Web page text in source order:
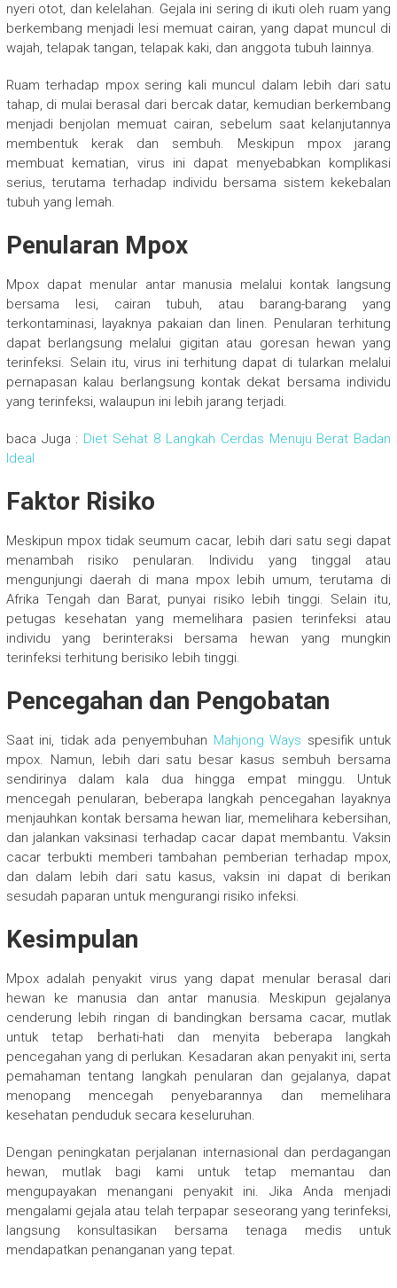
nyeri otot, dan kelelahan. Gejala ini sering di ikuti oleh ruam yang
berkembang menjadi lesi memuat cairan, yang dapat muncul di
wajah, telapak tangan, telapak kaki, dan anggota tubuh lainnya.
Ruam terhadap mpox sering kali muncul dalam lebih dari satu
tahap, di mulai berasal dari bercak datar, kemudian berkembang
menjadi benjolan memuat cairan, sebelum saat kelanjutannya
membentuk kerak dan sembuh. Meskipun mpox jarang
membuat kematian, virus ini dapat menyebabkan komplikasi
serius, terutama terhadap individu bersama sistem kekebalan
tubuh yang lemah.
Penularan Mpox
Mpox dapat menular antar manusia melalui kontak langsung
bersama lesi, cairan tubuh, atau barang-barang yang
terkontaminasi, layaknya pakaian dan linen. Penularan terhitung
dapat berlangsung melalui gigitan atau goresan hewan yang
terinfeksi. Selain itu, virus ini terhitung dapat di tularkan melalui
pernapasan kalau berlangsung kontak dekat bersama individu
yang terinfeksi, walaupun ini lebih jarang terjadi.
baca Juga : Diet Sehat 8 Langkah Cerdas Menuju Berat Badan
Ideal
Faktor Risiko
Meskipun mpox tidak seumum cacar, lebih dari satu segi dapat
menambah risiko penularan. Individu yang tinggal atau
mengunjungi daerah di mana mpox lebih umum, terutama di
Afrika Tengah dan Barat, punyai risiko lebih tinggi. Selain itu,
petugas kesehatan yang memelihara pasien terinfeksi atau
individu yang berinteraksi bersama hewan yang mungkin
terinfeksi terhitung berisiko lebih tinggi.
Pencegahan dan Pengobatan
Saat ini, tidak ada penyembuhan Mahjong Ways spesifik untuk
mpox. Namun, lebih dari satu besar kasus sembuh bersama
sendirinya dalam kala dua hingga empat minggu. Untuk
mencegah penularan, beberapa langkah pencegahan layaknya
menjauhkan kontak bersama hewan liar, memelihara kebersihan,
dan jalankan vaksinasi terhadap cacar dapat membantu. Vaksin
cacar terbukti memberi tambahan pemberian terhadap mpox,
dan dalam lebih dari satu kasus, vaksin ini dapat di berikan
sesudah paparan untuk mengurangi risiko infeksi.
Kesimpulan
Mpox adalah penyakit virus yang dapat menular berasal dari
hewan ke manusia dan antar manusia. Meskipun gejalanya
cenderung lebih ringan di bandingkan bersama cacar, mutlak
untuk tetap berhati-hati dan menyita beberapa langkah
pencegahan yang di perlukan. Kesadaran akan penyakit ini, serta
pemahaman tentang langkah penularan dan gejalanya, dapat
menopang mencegah penyebarannya dan memelihara
kesehatan penduduk secara keseluruhan.
Dengan peningkatan perjalanan internasional dan perdagangan
hewan, mutlak bagi kami untuk tetap memantau dan
mengupayakan menangani penyakit ini. Jika Anda menjadi
mengalami gejala atau telah terpapar seseorang yang terinfeksi,
langsung konsultasikan bersama tenaga medis untuk
mendapatkan penanganan yang tepat.